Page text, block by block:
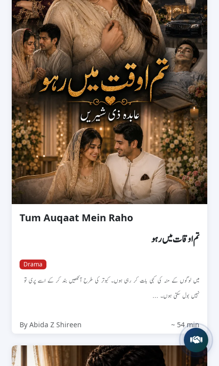
Tum Auqaat Mein Raho
تم اوقات میں رہو
Drama
میں لوگوں کے منہ کی کہی بات کر رہی ہوں۔ کبوتر کی طرح آنکھیں بند کر کے اسے پری تو
نہیں بول سکتی ہوں۔ ...
By Abida Z Shireen ~ 54 min